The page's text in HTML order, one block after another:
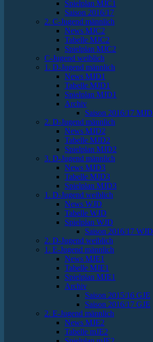
Spielplan MJC1
Saison 2016/17
2. C-Jugend männlich
News MJC2
Tabelle MJC2
Spielplan MJC2
C-Jugend weiblich
1. D-Jugend männlich
News MJD1
Tabelle MJD1
Spielplan MJD1
Archiv
Saison 2016/17 MJD
2. D-Jugend männlich
News MJD2
Tabelle MJD2
Spielplan MJD2
3. D-Jugend männlich
News MJD3
Tabelle MJD3
Spielplan MJD3
1. D-Jugend weiblich
News WJD
Tabelle WJD
Spielplan WJD
Saison 2016/17 WJD
2. D-Jugend weiblich
1. E-Jugend männlich
News MJE1
Tabelle MJE1
Spielplan MJE1
Archiv
Saison 2015/16 GJE
Saison 2016/17 GJE
2. E-Jugend männlich
News MJE2
Tabelle mJE2